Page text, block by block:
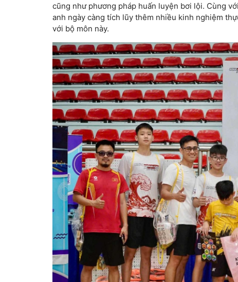
cũng như phương pháp huấn luyện bơi lội. Cùng
anh ngày càng tích lũy thêm nhiều kinh nghiệm
với bộ môn này.